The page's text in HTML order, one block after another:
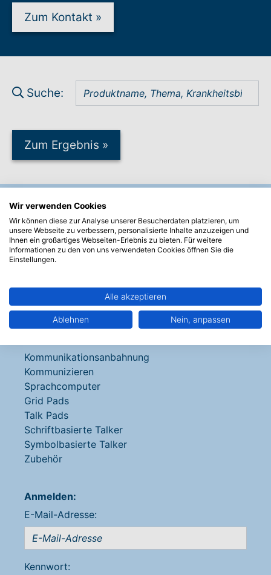
Zum Kontakt »
Suche:
Zum Ergebnis »
Unser Service
Beratungsanfrage
Ihr Weg zum Hilfsmittel
Materialiensammlung
Hilfe + Kontakt
Kommunikationsanbahnung
Kommunizieren
Sprachcomputer
Grid Pads
Talk Pads
Schriftbasierte Talker
Symbolbasierte Talker
Zubehör
Anmelden:
E-Mail-Adresse:
Kennwort:
Wir verwenden Cookies
Wir können diese zur Analyse unserer Besucherdaten platzieren, um
unsere Webseite zu verbessern, personalisierte Inhalte anzuzeigen und
Ihnen ein großartiges Webseiten-Erlebnis zu bieten. Für weitere
Informationen zu den von uns verwendeten Cookies öffnen Sie die
Einstellungen.
Alle akzeptieren
Ablehnen Nein, anpassen